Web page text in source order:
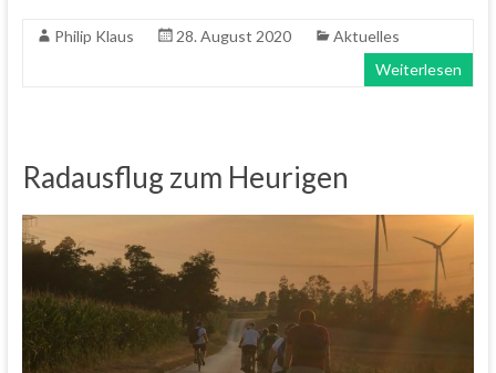
Philip Klaus 28. August 2020
Aktuelles
Weiterlesen
Radausflug zum Heurigen